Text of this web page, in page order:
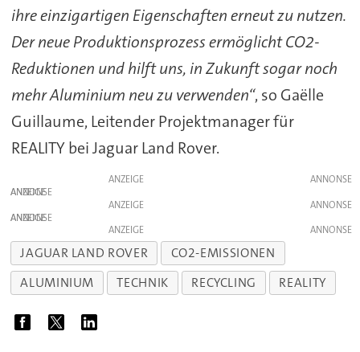
ihre einzigartigen Eigenschaften erneut zu nutzen.
Der neue Produktionsprozess ermöglicht CO2-
Reduktionen und hilft uns, in Zukunft sogar noch
mehr Aluminium neu zu verwenden“, so Gaëlle
Guillaume, Leitender Projektmanager für
REALITY bei Jaguar Land Rover.
ANZEIGE
ANZEIGE
ANZEIGE
ANZEIGE
ANZEIGE
JAGUAR LAND ROVER
CO2-EMISSIONEN
ALUMINIUM
TECHNIK RECYCLING REALITY